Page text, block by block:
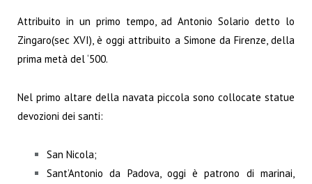
Attribuito in un primo tempo, ad Antonio Solario detto lo
Zingaro(sec XVI), è oggi attribuito a Simone da Firenze, della
prima metà del ‘500.
Nel primo altare della navata piccola sono collocate statue
devozioni dei santi:
San Nicola;
Sant’Antonio da Padova, oggi è patrono di marinai,